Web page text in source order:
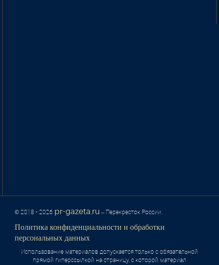
© 2018 - 2026 pr-gazeta.ru – Перекресток России.
Политика конфиденциальности и обработки
персональных данных
Использование материалов допускается только с обязательной
прямой гиперссылкой на страницу, с которой материал